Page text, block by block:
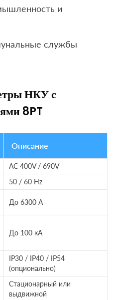
и
службы
НКУ с
8PT
Описание
AC 400V / 690V
50 / 60 Hz
До 6300 A
До 100 кА
IP30 / IP40 / IP54
(опционально)
Стационарный или
выдвижной